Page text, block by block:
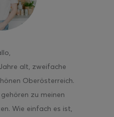
alt, zweifache
Oberösterreich.
zu meinen
Wie einfach es ist,